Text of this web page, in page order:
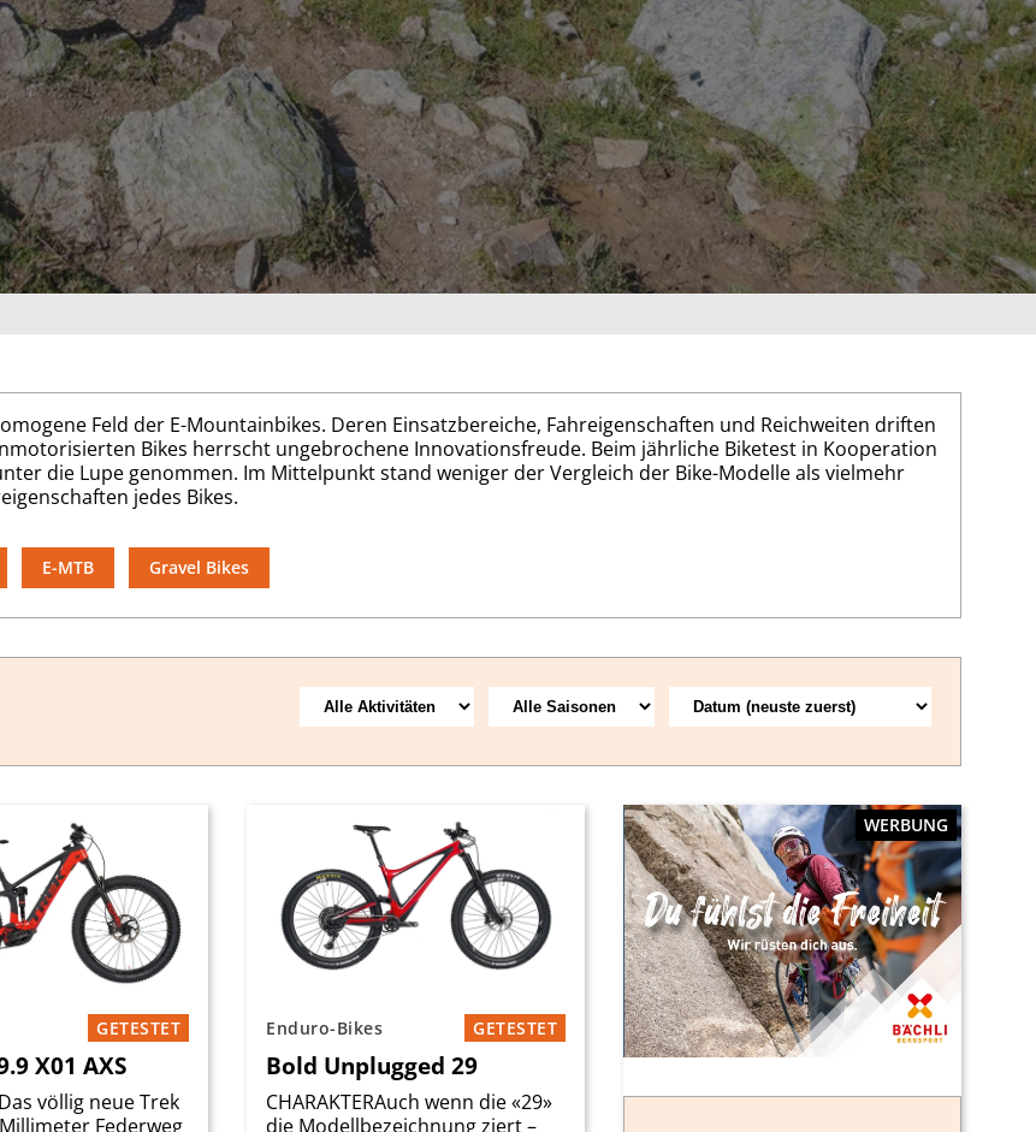
Feld der E-Mountainbikes. Deren Einsatzbereiche, Fahreigenschaften und Reichweiten driften
Bikes herrscht ungebrochene Innovationsfreude. Beim jährliche Biketest in Kooperation
die Lupe genommen. Im Mittelpunkt stand weniger der Vergleich der Bike-Modelle als vielmehr
jedes Bikes.
E-MTB Gravel Bikes
GETESTET
X01 AXS
völlig neue Trek
Federweg
Enduro-Bikes GETESTET
Bold Unplugged 29
CHARAKTERAuch wenn die «29»
die Modellbezeichnung ziert –
WERBUNG